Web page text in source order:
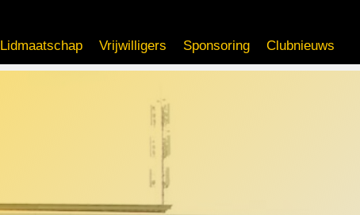
Lidmaatschap Vrijwilligers Sponsoring Clubnieuws